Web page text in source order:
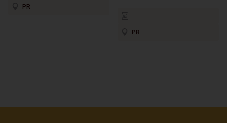
PR
PR